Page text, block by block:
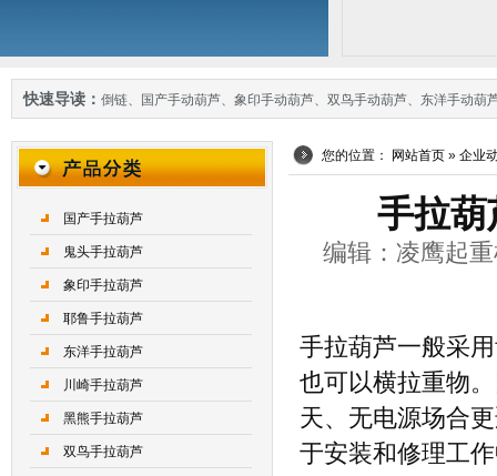
快速导读： 倒链、 国产手动葫芦、 象印手动葫芦、 双鸟手动葫芦、 东洋手动葫
您的位置： 网站首页 » 企业
手拉葫
编辑：凌鹰起
手拉葫芦一般采
也可以横拉重物
天、无电源场合
于安装和修理工
国产手拉葫芦
鬼头手拉葫芦
象印手拉葫芦
耶鲁手拉葫芦
东洋手拉葫芦
川崎手拉葫芦
黑熊手拉葫芦
双鸟手拉葫芦